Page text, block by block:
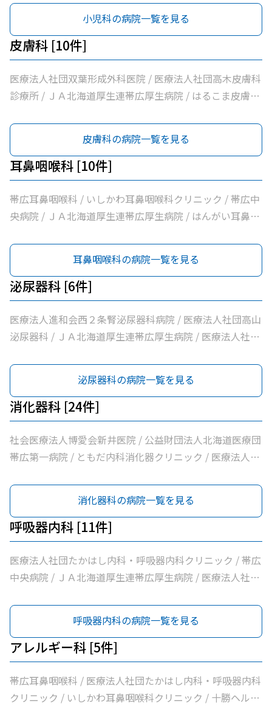
団林内科クリニック / ＪＡ北海道厚生連帯広厚生病院 / 医
療法人新緑通りはやし内科 / あがた内科循環器クリニック
/ 内科・循環器ハートサウンズもりクリニック / サンタさ
んこどもクリニック / 須藤内科クリニック / 医療法人社団
イワタクリニック / 社会医療法人刀圭会協立病院 / 十勝勤
医協白樺医院 / 十勝ヘルスケアクリニック / おおた内科循
科呼吸器科 / いちやなぎ内科消化器科 / 医療法人社団進藤
医院 / 社会福祉法人北海道社会事業協会帯広病院 / 十勝い
たみのクリニックくびかた・こし・ひざ痛診療所 / 本庄内
科クリニック / 帯広東内科循環器科クリニック / クリニッ
クむすかり / 社会医療法人北斗北斗病院 / 社会福祉法人真
宗協会帯広光南病院 / 医療法人社団ぶどうの会いのちの木
帯広南の森クリニック / おがわ循環器内科クリニック / 医
療法人社団満岡内科循環器クリニック / ２０条小児科内科
クリニック / 医療法人社団博仁会大江病院 / 公益財団法人
北海道医療団ながい内科医院 / あいた内科循環器クリニッ
ク / いとう内科クリニック / 横手内科クリニック / とかち
消化器内視鏡クリニック / 社会医療法人博愛会開西病院 /
病院機構帯広病院 / 帯広記念病院 / 医療法人社団大正クリ
ば内科呼吸器科 / 医療法人社団慶愛慶愛病院 / 社会福祉法
人北海道社会事業協会帯広病院 / 社会医療法人北斗北斗ク
リニック / 社会医療法人北斗北斗病院 / 医療法人社団満岡
内科循環器クリニック / ２０条小児科内科クリニック / 福
井小児科医院 / 独立行政法人国立病院機構帯広病院
小児科の病院一覧を見る
皮膚科 [10件]
医療法人社団双葉形成外科医院 / 医療法人社団高木皮膚科
診療所 / ＪＡ北海道厚生連帯広厚生病院 / はるこま皮膚科
た整形外科クリニック / 社会医療法人刀圭会協立病院 / 社
会医療法人北斗北斗クリニック / 医療法人社団あんどう皮
膚科 / 医療法人社団緑葉会グリーン皮膚科クリニック
皮膚科の病院一覧を見る
耳鼻咽喉科 [10件]
帯広耳鼻咽喉科 / いしかわ耳鼻咽喉科クリニック / 帯広中
央病院 / ＪＡ北海道厚生連帯広厚生病院 / はんがい耳鼻咽
院 / 社会医療法人北斗北斗クリニック / 社会医療法人北斗
北斗病院 / 自由が丘みくに耳鼻咽喉科 / たけざわ耳鼻咽喉
科
耳鼻咽喉科の病院一覧を見る
泌尿器科 [6件]
医療法人進和会西２条腎泌尿器科病院 / 医療法人社団高山
泌尿器科 / ＪＡ北海道厚生連帯広厚生病院 / 医療法人社団
業協会帯広病院 / 医療法人社団典俊会帯広泌尿器科
泌尿器科の病院一覧を見る
消化器科 [24件]
社会医療法人博愛会新井医院 / 公益財団法人北海道医療団
帯広第一病院 / ともだ内科消化器クリニック / 医療法人社
/ 帯広中央病院 / みせき内科消化器クリニック / 十勝勤医
協帯広病院 / さかい総合内科クリニック / ＪＡ北海道厚生
連帯広厚生病院 / 須藤内科クリニック / 医療法人社団イワ
タクリニック / 社会医療法人刀圭会協立病院 / いなば内科
呼吸器科 / いちやなぎ内科消化器科 / 社会福祉法人北海道
社会事業協会帯広病院 / 社会医療法人北斗北斗クリニック
のちの木クリニック / おがわ循環器内科クリニック / いと
う内科クリニック / 横手内科クリニック / とかち消化器内
視鏡クリニック / 社会医療法人博愛会開西病院
消化器科の病院一覧を見る
呼吸器内科 [11件]
医療法人社団たかはし内科・呼吸器内科クリニック / 帯広
中央病院 / ＪＡ北海道厚生連帯広厚生病院 / 医療法人社団
科呼吸器科 / 社会福祉法人北海道社会事業協会帯広病院 /
社会医療法人北斗北斗病院 / 医療法人社団ぶどうの会いの
ちの木クリニック / 医療法人社団帯広南の森クリニック /
独立行政法人国立病院機構帯広病院
呼吸器内科の病院一覧を見る
アレルギー科 [5件]
帯広耳鼻咽喉科 / 医療法人社団たかはし内科・呼吸器内科
クリニック / いしかわ耳鼻咽喉科クリニック / 十勝ヘルス